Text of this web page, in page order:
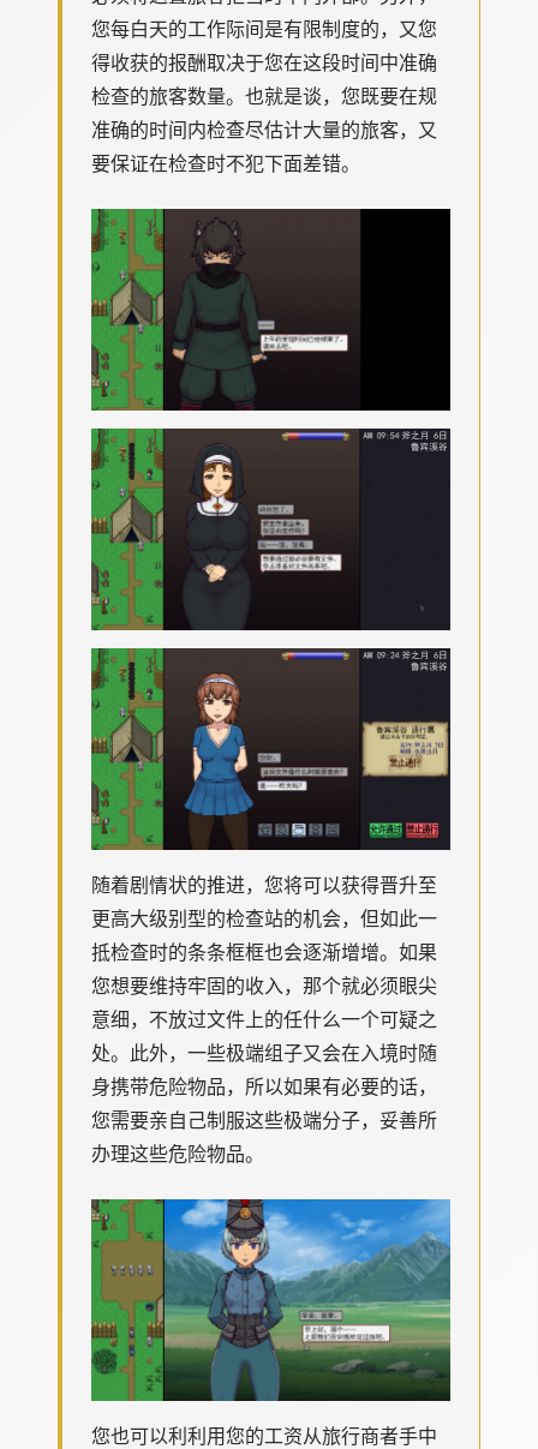
您每白天的工作际间是有限制度的，又您
得收获的报酬取决于您在这段时间中准确
检查的旅客数量。也就是谈，您既要在规
准确的时间内检查尽估计大量的旅客，又
要保证在检查时不犯下面差错。
随着剧情状的推进，您将可以获得晋升至
更高大级别型的检查站的机会，但如此一
抵检查时的条条框框也会逐渐增增。如果
您想要维持牢固的收入，那个就必须眼尖
意细，不放过文件上的任什么一个可疑之
处。此外，一些极端组子又会在入境时随
身携带危险物品，所以如果有必要的话，
您需要亲自己制服这些极端分子，妥善所
办理这些危险物品。
您也可以利利用您的工资从旅行商者手中